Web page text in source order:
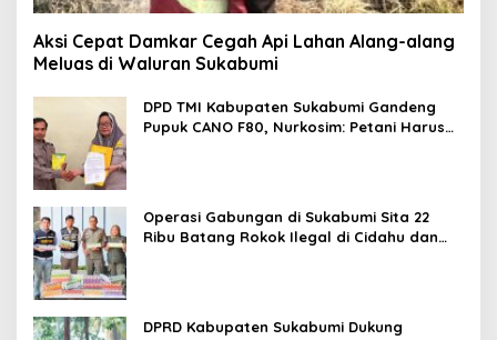
Aksi Cepat Damkar Cegah Api Lahan Alang-alang
Meluas di Waluran Sukabumi
DPD TMI Kabupaten Sukabumi Gandeng
Pupuk CANO F80, Nurkosim: Petani Harus
Operasi Gabungan di Sukabumi Sita 22
Ribu Batang Rokok Ilegal di Cidahu dan
DPRD Kabupaten Sukabumi Dukung